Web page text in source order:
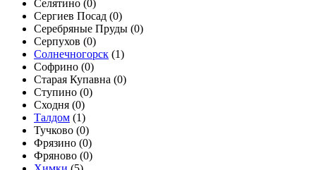
Селятино (0)
Сергиев Посад (0)
Серебряные Пруды (0)
Серпухов (0)
Солнечногорск (1)
Софрино (0)
Старая Купавна (0)
Ступино (0)
Сходня (0)
Талдом (1)
Тучково (0)
Фрязино (0)
Фряново (0)